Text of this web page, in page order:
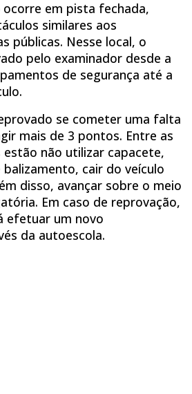
ocorre em pista fechada,
similares aos
públicas. Nesse local, o
pelo examinador desde a
de segurança até a
se cometer uma falta
mais de 3 pontos. Entre as
não utilizar capacete,
cair do veículo
disso, avançar sobre o meio
Em caso de reprovação,
efetuar um novo
da autoescola.